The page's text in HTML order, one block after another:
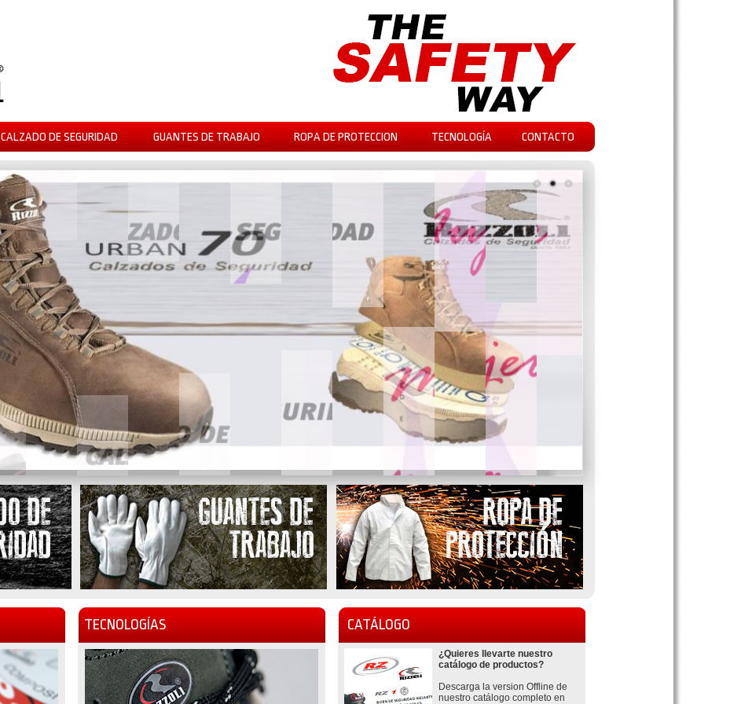
CALZADO DE SEGURIDAD GUANTES DE TRABAJO ROPA DE PROTECCION TECNOLOGÍA CONTACTO
TECNOLOGÍAS CATÁLOGO
¿Quieres llevarte nuestro
catálogo de productos?
Descarga la version Offline de
nuestro catálogo completo en